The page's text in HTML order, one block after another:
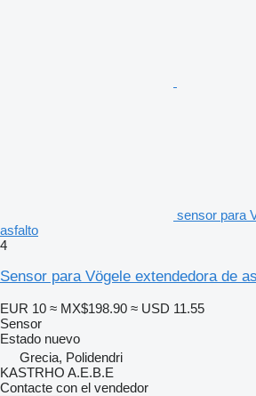
sensor para
asfalto
4
Sensor para Vögele extendedora de
EUR 10 ≈ MX$198.90 ≈ USD 11.55
Sensor
Estado nuevo
Grecia, Polidendri
KASTRHO A.E.B.E
Contacte con el vendedor